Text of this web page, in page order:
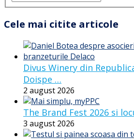
Cele mai citite articole
Divus Winery din
Doispe …
2 august 2026
The Brand Fest 2026 si
3 august 2026